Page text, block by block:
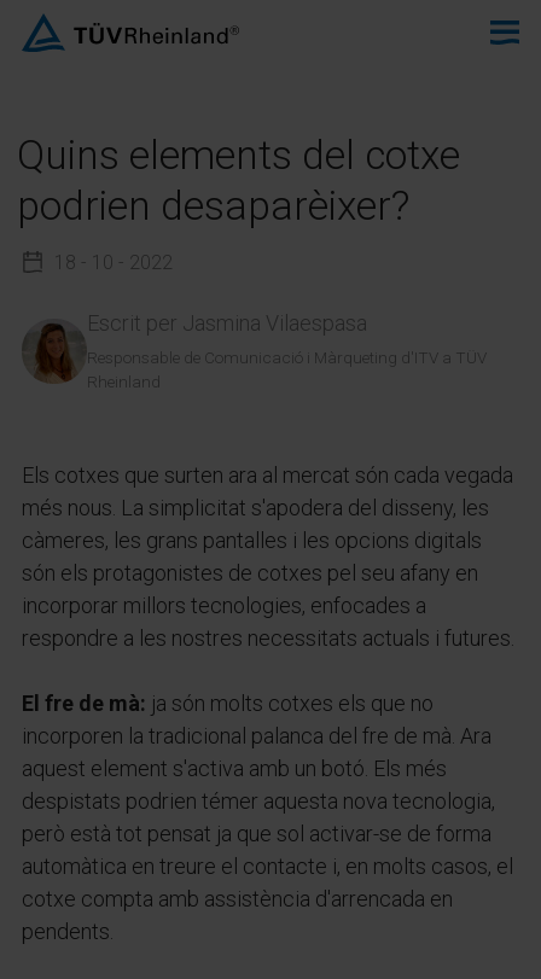
Quins elements del cotxe
podrien desaparèixer?
18 - 10 - 2022
Escrit per Jasmina Vilaespasa
Responsable de Comunicació i Màrqueting d'ITV a TÜV
Rheinland
Els cotxes que surten ara al mercat són cada vegada
més nous. La simplicitat s'apodera del disseny, les
càmeres, les grans pantalles i les opcions digitals
són els protagonistes de cotxes pel seu afany en
incorporar millors tecnologies, enfocades a
respondre a les nostres necessitats actuals i futures.
El fre de mà: ja són molts cotxes els que no
incorporen la tradicional palanca del fre de mà. Ara
aquest element s'activa amb un botó. Els més
despistats podrien témer aquesta nova tecnologia,
però està tot pensat ja que sol activar-se de forma
automàtica en treure el contacte i, en molts casos, el
cotxe compta amb assistència d'arrencada en
pendents.